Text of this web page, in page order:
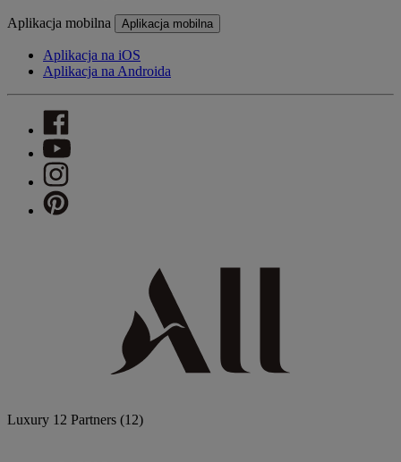
Aplikacja mobilna Aplikacja mobilna
Aplikacja na iOS
Aplikacja na Androida
Luxury 12 Partners (12)